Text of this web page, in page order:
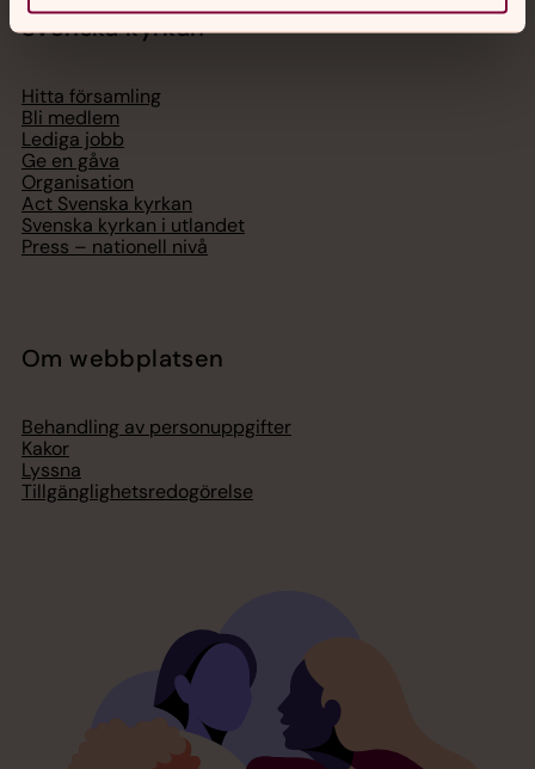
Svenska kyrkan
Hitta församling
Bli medlem
Lediga jobb
Ge en gåva
Organisation
Act Svenska kyrkan
Svenska kyrkan i utlandet
Press – nationell nivå
Om webbplatsen
Behandling av personuppgifter
Kakor
Lyssna
Tillgänglighetsredogörelse